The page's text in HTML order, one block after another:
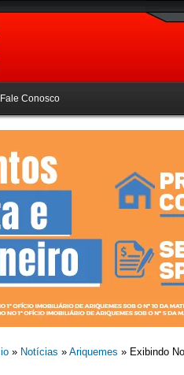
Fale Conosco
» Notícias » Ariquemes » Exibindo